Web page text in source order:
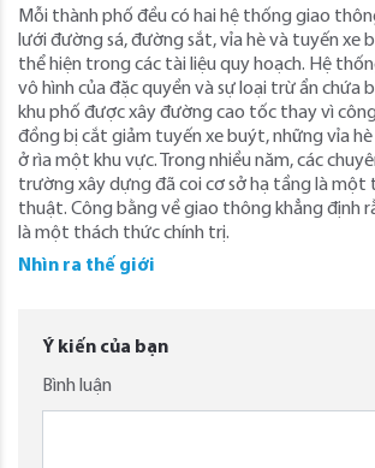
Mỗi thành phố đều có hai hệ thống giao
lưới đường sá, đường sắt, vỉa hè và tuyến xe
thể hiện trong các tài liệu quy hoạch. Hệ
vô hình của đặc quyền và sự loại trừ ẩn chứa
khu phố được xây đường cao tốc thay vì
đồng bị cắt giảm tuyến xe buýt, những vỉa
ở rìa một khu vực. Trong nhiều năm, các
trường xây dựng đã coi cơ sở hạ tầng là một
thuật. Công bằng về giao thông khẳng định
là một thách thức chính trị.
Nhìn ra thế giới
Ý kiến của bạn
Bình luận